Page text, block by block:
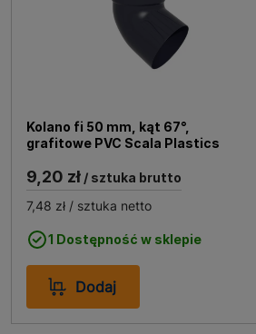
Kolano fi 50 mm, kąt 67°,
grafitowe PVC Scala Plastics
9,20 zł / sztuka brutto
7,48 zł / sztuka netto
1 Dostępność w sklepie
Dodaj